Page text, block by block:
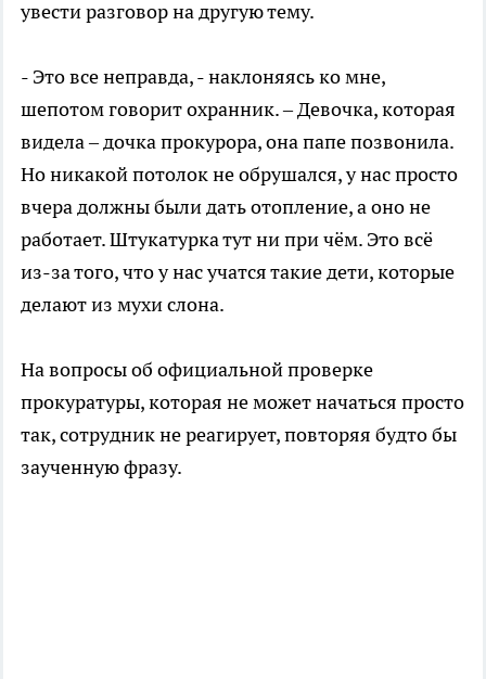
увести разговор на другую тему.
- Это все неправда, - наклоняясь ко мне,
шепотом говорит охранник. – Девочка, которая
видела – дочка прокурора, она папе позвонила.
Но никакой потолок не обрушался, у нас просто
вчера должны были дать отопление, а оно не
работает. Штукатурка тут ни при чём. Это всё
из-за того, что у нас учатся такие дети, которые
делают из мухи слона.
На вопросы об официальной проверке
прокуратуры, которая не может начаться просто
так, сотрудник не реагирует, повторяя будто бы
заученную фразу.